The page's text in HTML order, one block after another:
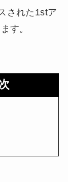
された1stア
す。